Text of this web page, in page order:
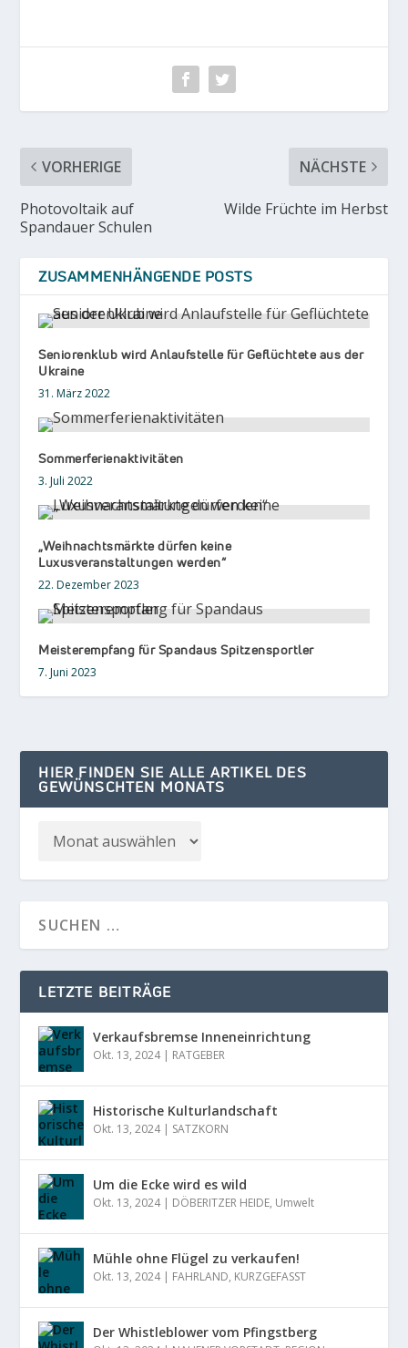
VORHERIGE
Photovoltaik auf
Spandauer Schulen
NÄCHSTE
Wilde Früchte im Herbst
ZUSAMMENHÄNGENDE POSTS
Seniorenklub wird Anlaufstelle für Geflüchtete aus der
Ukraine
31. März 2022
Sommerferienaktivitäten
3. Juli 2022
„Weihnachtsmärkte dürfen keine
Luxusveranstaltungen werden“
22. Dezember 2023
Meisterempfang für Spandaus Spitzensportler
7. Juni 2023
HIER FINDEN SIE ALLE ARTIKEL DES
GEWÜNSCHTEN MONATS
LETZTE BEITRÄGE
Verkaufsbremse Inneneinrichtung
Okt. 13, 2024| RATGEBER
Historische Kulturlandschaft
Okt. 13, 2024| SATZKORN
Um die Ecke wird es wild
Okt. 13, 2024| DÖBERITZER HEIDE, Umwelt
Mühle ohne Flügel zu verkaufen!
Okt. 13, 2024| FAHRLAND, KURZGEFASST
Der Whistleblower vom Pfingstberg